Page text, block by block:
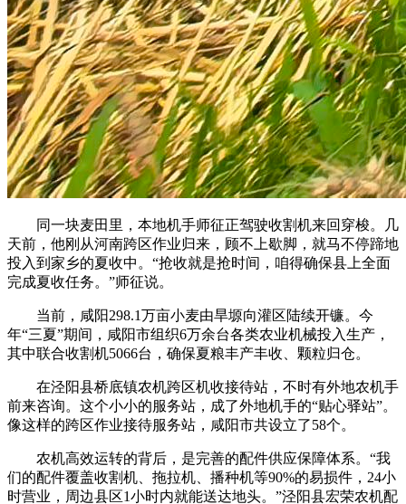
同一块麦田里，本地机手师征正驾驶收割机来回穿梭。几
天前，他刚从河南跨区作业归来，顾不上歇脚，就马不停蹄地
投入到家乡的夏收中。“抢收就是抢时间，咱得确保县上全面
完成夏收任务。”师征说。
当前，咸阳298.1万亩小麦由旱塬向灌区陆续开镰。今
年“三夏”期间，咸阳市组织6万余台各类农业机械投入生产，
其中联合收割机5066台，确保夏粮丰产丰收、颗粒归仓。
在泾阳县桥底镇农机跨区机收接待站，不时有外地农机手
前来咨询。这个小小的服务站，成了外地机手的“贴心驿站”。
像这样的跨区作业接待服务站，咸阳市共设立了58个。
农机高效运转的背后，是完善的配件供应保障体系。“我
们的配件覆盖收割机、拖拉机、播种机等90%的易损件，24小
时营业，周边县区1小时内就能送达地头。”泾阳县宏荣农机配